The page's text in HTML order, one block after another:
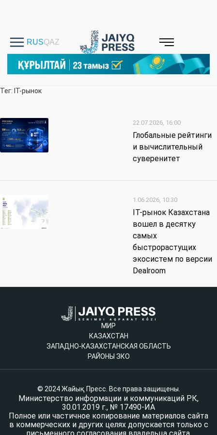
Тег: ІТ-рынок
22.07.2026, 16:00
Глобальные рейтинги
и вычислительный
суверенитет
1.06.2026, 10:30
ІТ-рынок Казахстана
вошел в десятку
самых
быстрорастущих
экосистем по версии
Dealroom
МИР
КАЗАХСТАН
ЗАПАДНО-КАЗАХСТАНСКАЯ ОБЛАСТЬ
РАЙОНЫ ЗКО
© 2024 Жайық Пресс. Все права защищены.
Министерство информации и коммуникаций РК,
30.01.2019 г., № 17490-ИА
Полное или частичное копирование материалов сайта
в коммерческих и других целях допускается только с